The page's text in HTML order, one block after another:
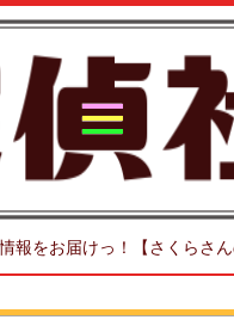
をお届けっ！【さくらさん